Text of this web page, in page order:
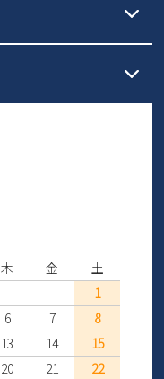
う、サイズ交換の受付期
ます。
木 金
土
1
6 7
8
13 14
15
20 21
22